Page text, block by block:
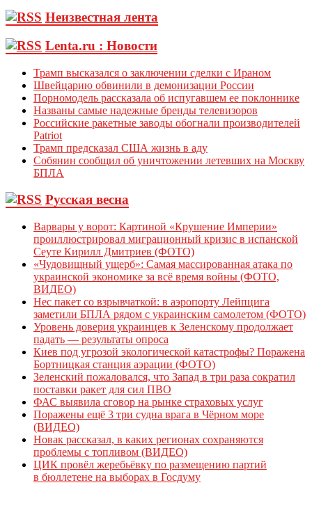
Неизвестная лента
Lenta.ru : Новости
Трамп высказался о заключении сделки с Ираном
Швейцарию обвинили в демонизации России
Порномодель рассказала об испугавшем ее поклоннике
Названы самые надежные бренды телевизоров
Российские ракетные заводы обогнали производителей
Patriot
Трамп предсказал США жизнь в аду
Собянин сообщил об уничтожении летевших на Москву
БПЛА
Русская весна
Варвары у ворот: Картиной «Крушение Империи»
проиллюстрировал миграционный кризис в испанской
Сеуте Кирилл Дмитриев (ФОТО)
«Чудовищный ущерб»: Самая массированная атака по
украинской экономике за всё время войны (ФОТО,
ВИДЕО)
Нес пакет со взрывчаткой: в аэропорту Лейпцига
заметили БПЛА рядом с украинским самолетом (ФОТО)
Уровень доверия украинцев к Зеленскому продолжает
падать — результаты опроса
Киев под угрозой экологической катастрофы? Поражена
Бортницкая станция аэрации (ФОТО)
Зеленский пожаловался, что Запад в три раза сократил
поставки ракет для сил ПВО
ФАС выявила сговор на рынке страховых услуг
Поражены ещё 3 три судна врага в Чёрном море
(ВИДЕО)
Новак рассказал, в каких регионах сохраняются
проблемы с топливом (ВИДЕО)
ЦИК провёл жеребьёвку по размещению партий
в бюллетене на выборах в Госдуму